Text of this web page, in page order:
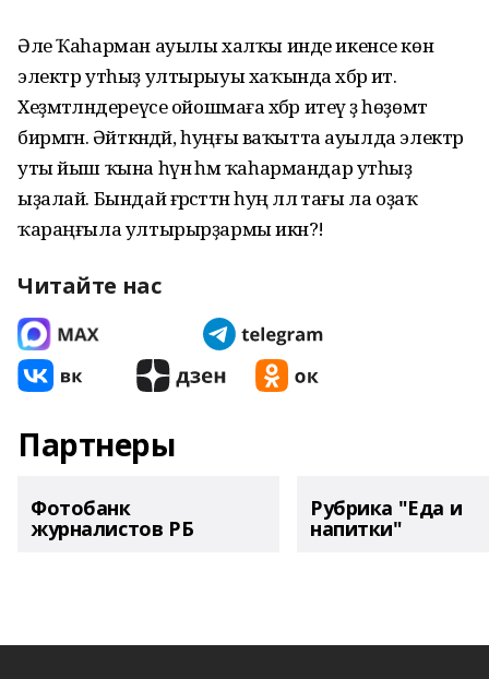
Әле Ҡаһарман ауылы халҡы инде икенсе көн
электр утһыҙ ултырыуы хаҡында хәбәр итә.
Хеҙмәтләндереүсе ойошмаға хәбәр итеү ҙә һөҙөмтә
бирмәгән. Әйткәндәй, һуңғы ваҡытта ауылда электр
уты йыш ҡына һүнә һәм ҡаһармандар утһыҙ
ыҙалай. Бындай ғәрәсәттән һуң әллә тағы ла оҙаҡ
ҡараңғыла ултырырҙармы икән?!
Читайте нас
Партнеры
Фотобанк
журналистов РБ
Рубрика "Еда и
напитки"